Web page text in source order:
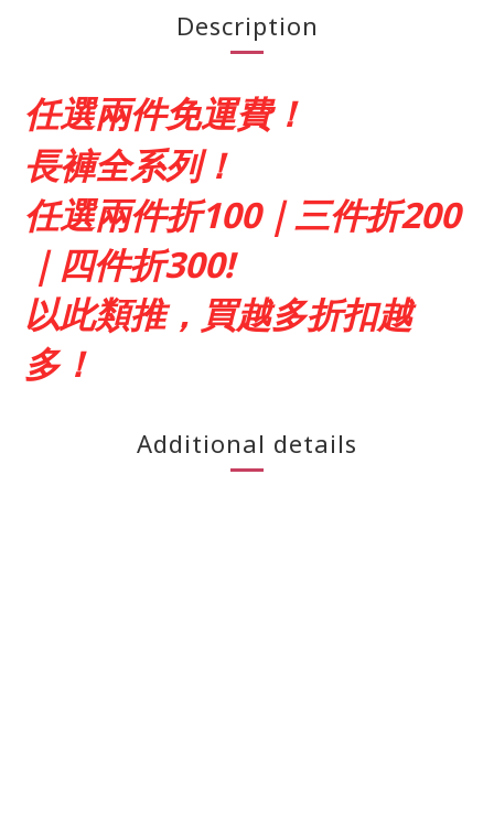
Description
任選兩件免運費！
長褲全系列！
任選兩件折100｜三件折200
｜四件折300!
以此類推，買越多折扣越
多！
Additional details